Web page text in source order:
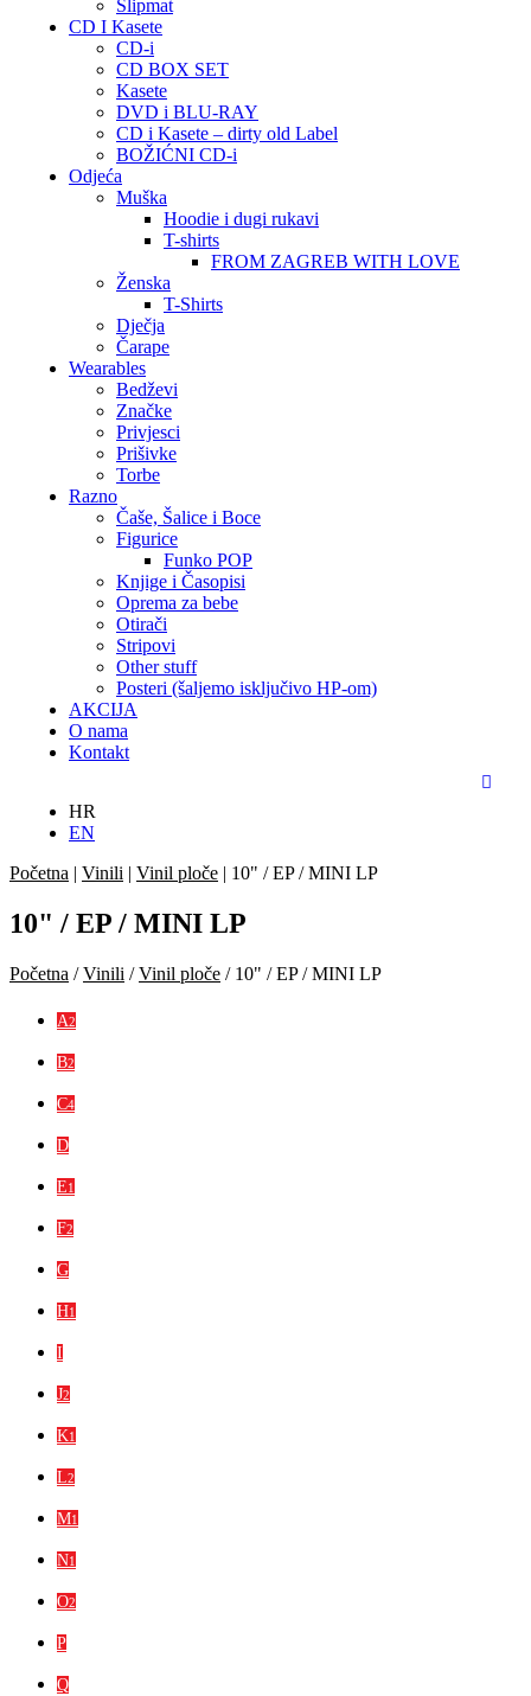
Slipmat
CD I Kasete
CD-i
CD BOX SET
Kasete
DVD i BLU-RAY
CD i Kasete – dirty old Label
BOŽIĆNI CD-i
Odjeća
Muška
Hoodie i dugi rukavi
T-shirts
FROM ZAGREB WITH LOVE
Ženska
T-Shirts
Dječja
Čarape
Wearables
Bedževi
Značke
Privjesci
Prišivke
Torbe
Razno
Čaše, Šalice i Boce
Figurice
Funko POP
Knjige i Časopisi
Oprema za bebe
Otirači
Stripovi
Other stuff
Posteri (šaljemo isključivo HP-om)
AKCIJA
O nama
Kontakt
HR
EN
Početna | Vinili | Vinil ploče | 10" / EP / MINI LP
10" / EP / MINI LP
Početna /Vinili /Vinil ploče / 10" / EP / MINI LP
A2
B2
C4
D
E1
F2
G
H1
I
J2
K1
L2
M1
N1
O2
P
Q